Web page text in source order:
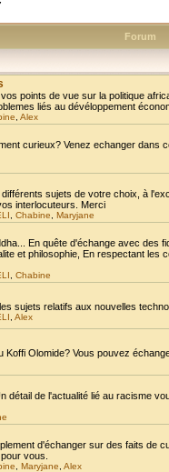
Forum
points de vue sur la politique
liés au dévéloppement
Alex
curieux? Venez echanger dans
sujets de votre choix, à
interlocuteurs. Merci
Chabine Maryjane
En quête d'échange avec des
et philosophie, En respectant
Chabine
sujets relatifs aux nouvelles
Alex
Koffi Olomide? Vous pouvez
détail de l'actualité lié au racisme
d'échanger sur des faits de
vous.
Maryjane Alex